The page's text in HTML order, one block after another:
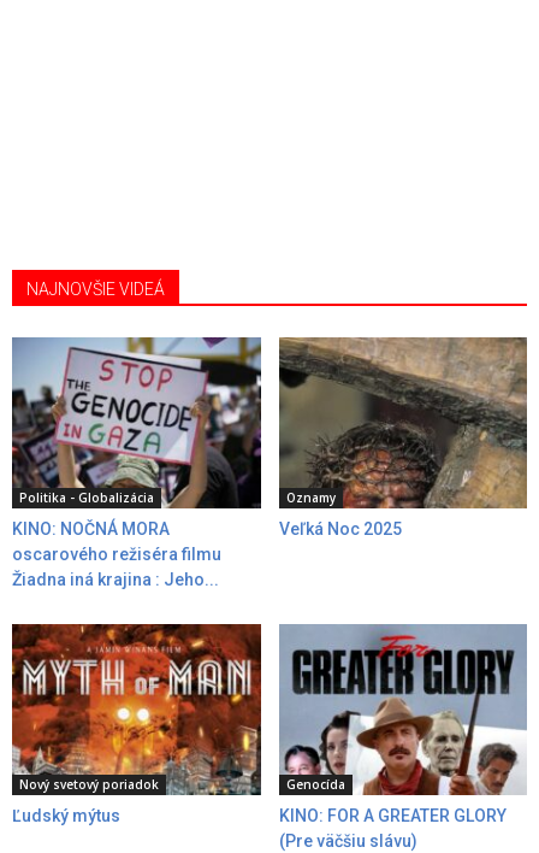
NAJNOVŠIE VIDEÁ
Politika - Globalizácia
KINO: NOČNÁ MORA
oscarového režiséra filmu
Žiadna iná krajina : Jeho...
Oznamy
Veľká Noc 2025
Nový svetový poriadok
Ľudský mýtus
Genocída
KINO: FOR A GREATER GLORY
(Pre väčšiu slávu)